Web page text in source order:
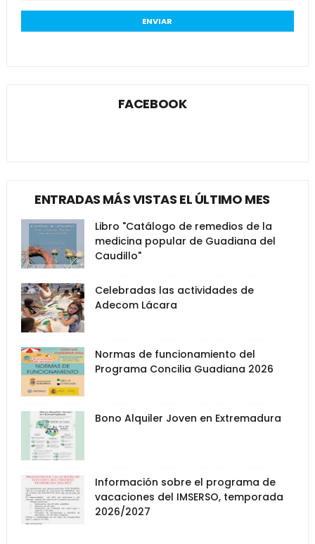
FACEBOOK
ENTRADAS MÁS VISTAS EL ÚLTIMO MES
Libro "Catálogo de remedios de la
medicina popular de Guadiana del
Caudillo"
Celebradas las actividades de
Adecom Lácara
Normas de funcionamiento del
Programa Concilia Guadiana 2026
Bono Alquiler Joven en Extremadura
Información sobre el programa de
vacaciones del IMSERSO, temporada
2026/2027